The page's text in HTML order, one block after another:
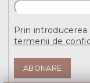
Prin
termenii de
ABONARE